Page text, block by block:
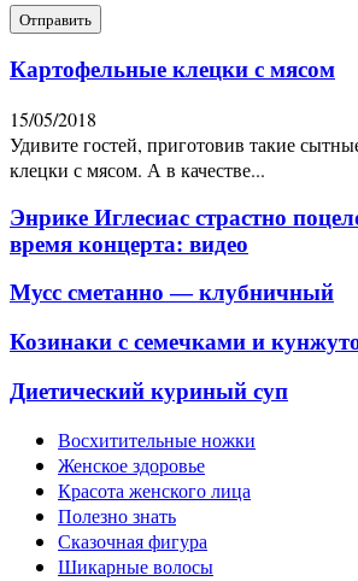
Картофельные клецки с мясом
15/05/2018
Удивите гостей, приготовив такие
клецки с мясом. А в качестве...
Энрике Иглесиас страстно
время концерта: видео
Мусс сметанно — клубничный
Козинаки с семечками и
Диетический куриный суп
Восхитительные ножки
Женское здоровье
Красота женского лица
Полезно знать
Сказочная фигура
Шикарные волосы